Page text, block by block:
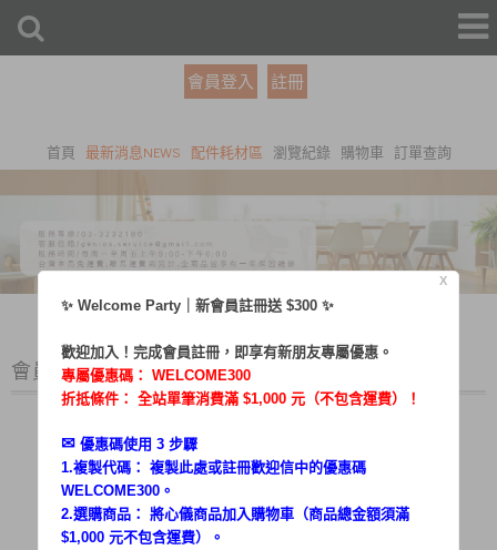
會員登入 註冊
首頁 最新消息NEWS 配件耗材區 瀏覽紀錄 購物車 訂單查詢
會員登入
帳號：
X
✨ Welcome Party｜新會員註冊送 $300 ✨
歡迎加入！完成會員註冊，即享有新朋友專屬優惠。
專屬優惠碼： WELCOME300
折抵條件： 全站單筆消費滿 $1,000 元（不包含運費）！
✉︎ 優惠碼使用 3 步驟
1.複製代碼： 複製此處或註冊歡迎信中的優惠碼
WELCOME300。
2.選購商品： 將心儀商品加入購物車（商品總金額須滿
$1,000 元不包含運費）。